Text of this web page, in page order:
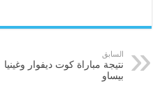
السابق
نتيجة مباراة كوت ديفوار وغينيا
بيساو